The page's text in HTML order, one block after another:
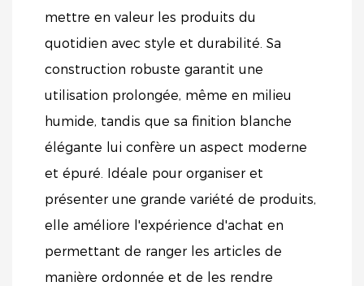
mettre en valeur les produits du
quotidien avec style et durabilité. Sa
construction robuste garantit une
utilisation prolongée, même en milieu
humide, tandis que sa finition blanche
élégante lui confère un aspect moderne
et épuré. Idéale pour organiser et
présenter une grande variété de produits,
elle améliore l'expérience d'achat en
permettant de ranger les articles de
manière ordonnée et de les rendre